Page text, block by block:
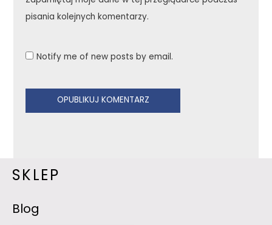
pisania kolejnych komentarzy.
Notify me of new posts by email.
SKLEP
Blog